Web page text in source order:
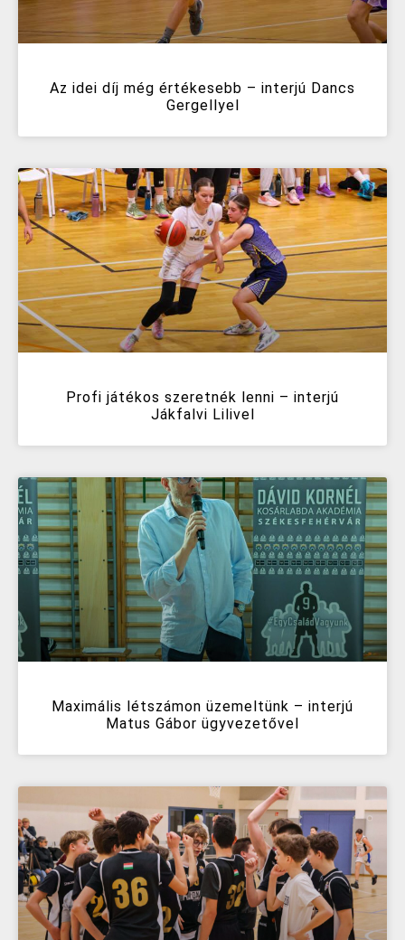
Az idei díj még értékesebb – interjú Dancs
Gergellyel
Profi játékos szeretnék lenni – interjú
Jákfalvi Lilivel
Maximális létszámon üzemeltünk – interjú
Matus Gábor ügyvezetővel